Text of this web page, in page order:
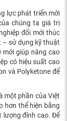
lực phát triển mới
chúng ta giá trị
đổi mới thúc
– sử dụng kỹ thuật
mới giúp nâng cao
có hiệu suất cao
và Polyketone để
một phần của Việt
hơn thể hiện bằng
lượng đỉnh cao. Để